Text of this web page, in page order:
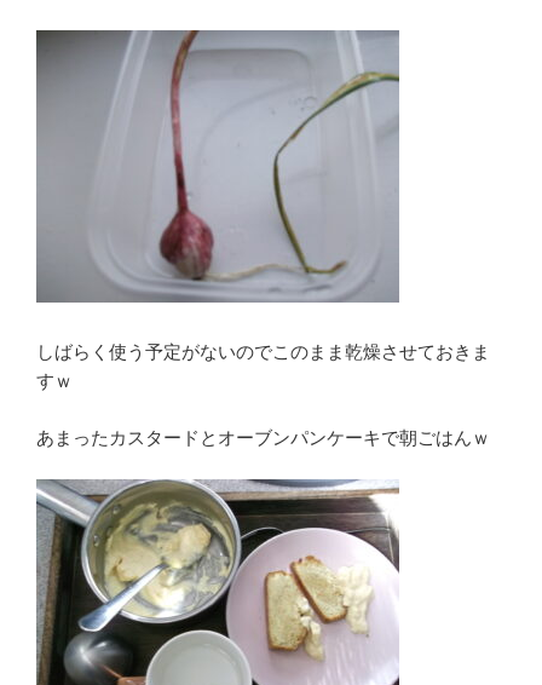
しばらく使う予定がないのでこのまま乾燥させておきま
すｗ
あまったカスタードとオーブンパンケーキで朝ごはんｗ